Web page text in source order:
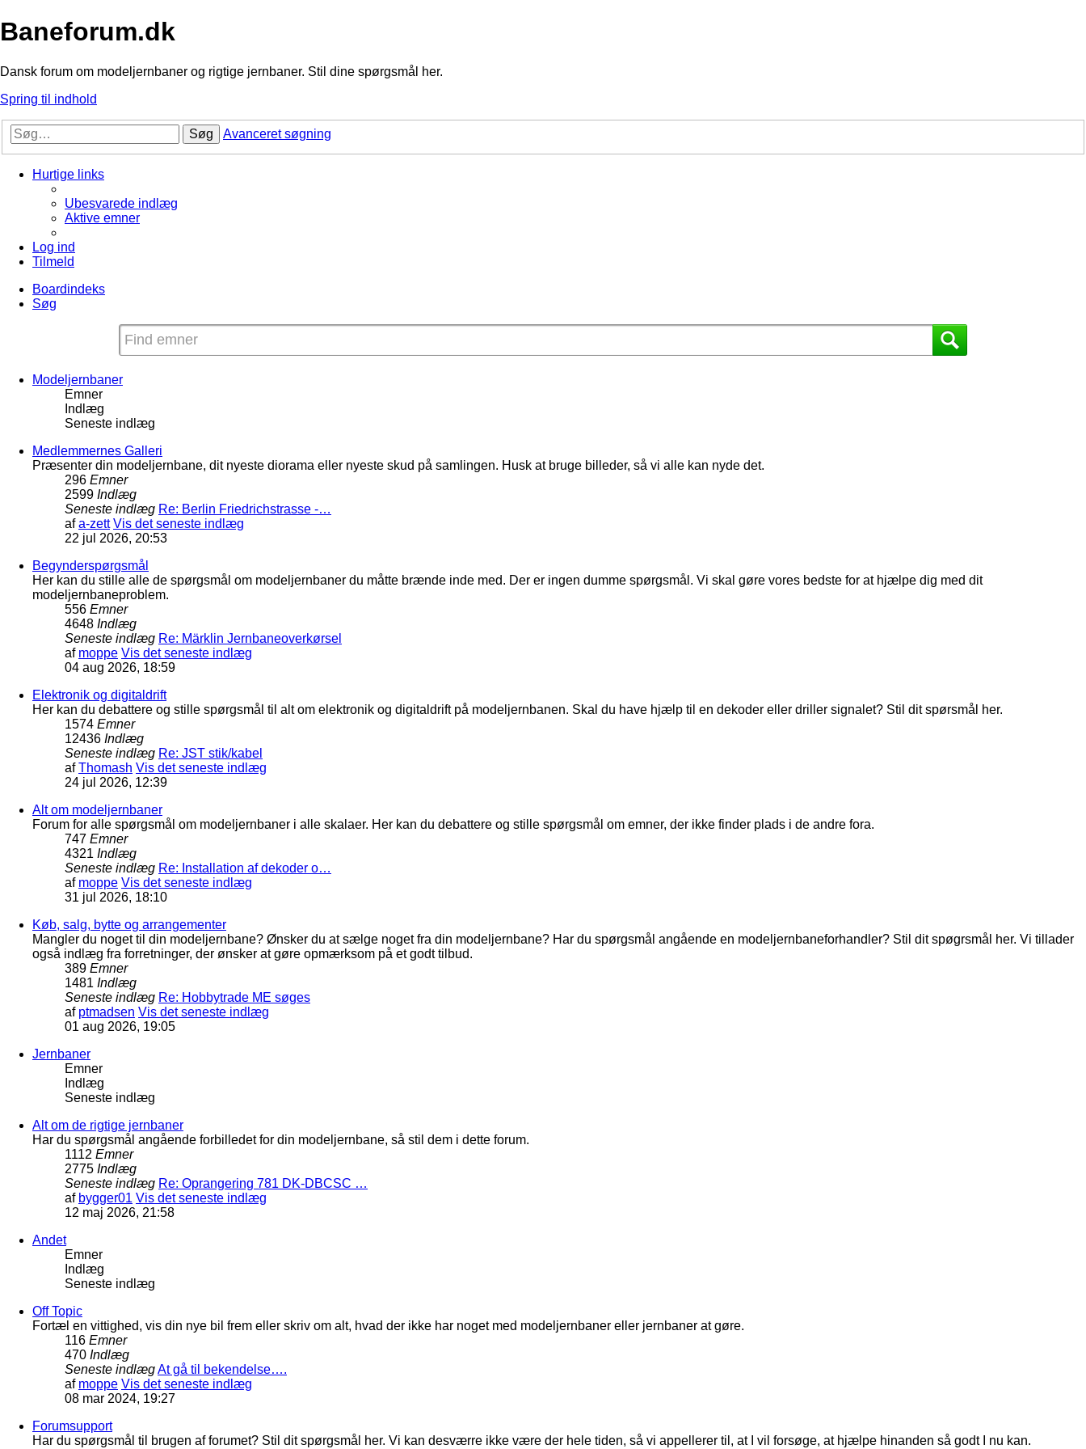
Baneforum.dk
Dansk forum om modeljernbaner og rigtige jernbaner. Stil dine spørgsmål her.
Spring til indhold
Søg Avanceret søgning
Hurtige links
Ubesvarede indlæg
Aktive emner
Log ind
Tilmeld
Boardindeks
Søg
Modeljernbaner
Emner
Indlæg
Seneste indlæg
Medlemmernes Galleri
Præsenter din modeljernbane, dit nyeste diorama eller nyeste skud på samlingen. Husk at bruge billeder, så vi alle kan nyde det.
296 Emner
2599 Indlæg
Seneste indlæg Re: Berlin Friedrichstrasse -…
afa-zett Vis det seneste indlæg
22 jul 2026, 20:53
Begynderspørgsmål
Her kan du stille alle de spørgsmål om modeljernbaner du måtte brænde inde med. Der er ingen dumme spørgsmål. Vi skal gøre vores bedste for at hjælpe dig med dit
modeljernbaneproblem.
556 Emner
4648 Indlæg
Seneste indlæg Re: Märklin Jernbaneoverkørsel
af moppe Vis det seneste indlæg
04 aug 2026, 18:59
Elektronik og digitaldrift
Her kan du debattere og stille spørgsmål til alt om elektronik og digitaldrift på modeljernbanen. Skal du have hjælp til en dekoder eller driller signalet? Stil dit spørsmål her.
1574 Emner
12436 Indlæg
Seneste indlæg Re: JST stik/kabel
afThomash Vis det seneste indlæg
24 jul 2026, 12:39
Alt om modeljernbaner
Forum for alle spørgsmål om modeljernbaner i alle skalaer. Her kan du debattere og stille spørgsmål om emner, der ikke finder plads i de andre fora.
747 Emner
4321 Indlæg
Seneste indlæg Re: Installation af dekoder o…
af moppe Vis det seneste indlæg
31 jul 2026, 18:10
Køb, salg, bytte og arrangementer
Mangler du noget til din modeljernbane? Ønsker du at sælge noget fra din modeljernbane? Har du spørgsmål angående en modeljernbaneforhandler? Stil dit spøgrsmål her. Vi tillader
også indlæg fra forretninger, der ønsker at gøre opmærksom på et godt tilbud.
389 Emner
1481 Indlæg
Seneste indlæg Re: Hobbytrade ME søges
af ptmadsen Vis det seneste indlæg
01 aug 2026, 19:05
Jernbaner
Emner
Indlæg
Seneste indlæg
Alt om de rigtige jernbaner
Har du spørgsmål angående forbilledet for din modeljernbane, så stil dem i dette forum.
1112 Emner
2775 Indlæg
Seneste indlæg Re: Oprangering 781 DK-DBCSC …
af bygger01 Vis det seneste indlæg
12 maj 2026, 21:58
Andet
Emner
Indlæg
Seneste indlæg
Off Topic
Fortæl en vittighed, vis din nye bil frem eller skriv om alt, hvad der ikke har noget med modeljernbaner eller jernbaner at gøre.
116 Emner
470 Indlæg
Seneste indlægAt gå til bekendelse….
af moppe Vis det seneste indlæg
08 mar 2024, 19:27
Forumsupport
Har du spørgsmål til brugen af forumet? Stil dit spørgsmål her. Vi kan desværre ikke være der hele tiden, så vi appellerer til, at I vil forsøge, at hjælpe hinanden så godt I nu kan.